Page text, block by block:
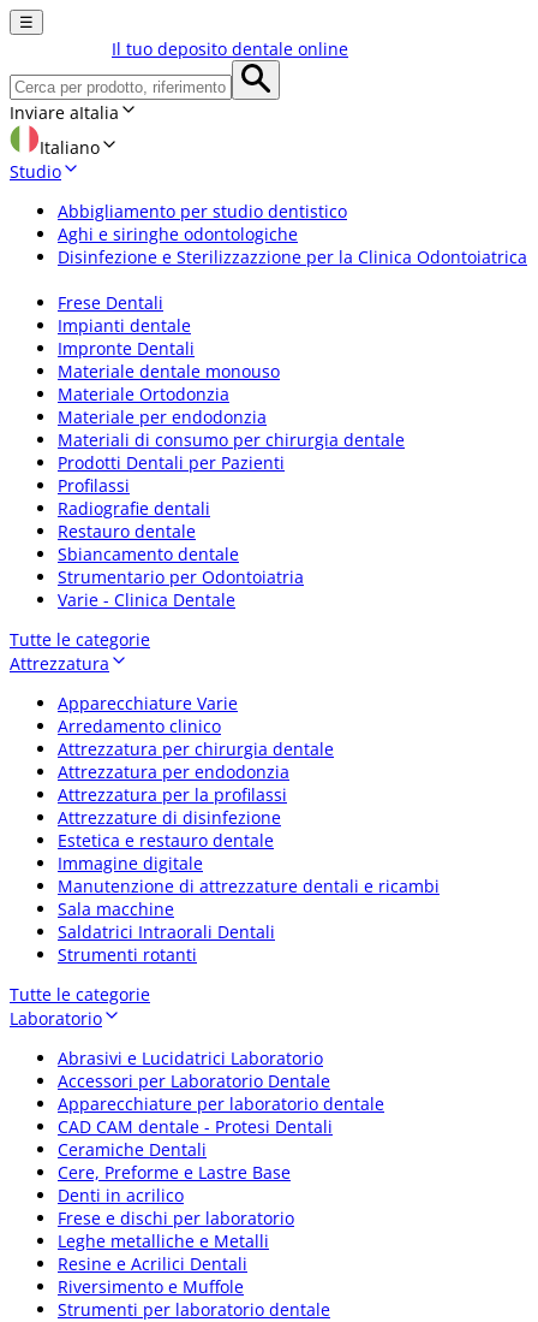
☰
Il tuo deposito dentale online
Inviare aItalia
Italiano
Studio
Abbigliamento per studio dentistico
Aghi e siringhe odontologiche
Disinfezione e Sterilizzazzione per la Clinica Odontoiatrica
Frese Dentali
Impianti dentale
Impronte Dentali
Materiale dentale monouso
Materiale Ortodonzia
Materiale per endodonzia
Materiali di consumo per chirurgia dentale
Prodotti Dentali per Pazienti
Profilassi
Radiografie dentali
Restauro dentale
Sbiancamento dentale
Strumentario per Odontoiatria
Varie - Clinica Dentale
Tutte le categorie
Attrezzatura
Apparecchiature Varie
Arredamento clinico
Attrezzatura per chirurgia dentale
Attrezzatura per endodonzia
Attrezzatura per la profilassi
Attrezzature di disinfezione
Estetica e restauro dentale
Immagine digitale
Manutenzione di attrezzature dentali e ricambi
Sala macchine
Saldatrici Intraorali Dentali
Strumenti rotanti
Tutte le categorie
Laboratorio
Abrasivi e Lucidatrici Laboratorio
Accessori per Laboratorio Dentale
Apparecchiature per laboratorio dentale
CAD CAM dentale - Protesi Dentali
Ceramiche Dentali
Cere, Preforme e Lastre Base
Denti in acrilico
Frese e dischi per laboratorio
Leghe metalliche e Metalli
Resine e Acrilici Dentali
Riversimento e Muffole
Strumenti per laboratorio dentale